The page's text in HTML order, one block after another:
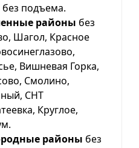
подъема.
районы без
Шагол, Красное
Вишневая Горка,
Смолино,
СНТ
Круглое,
районы без